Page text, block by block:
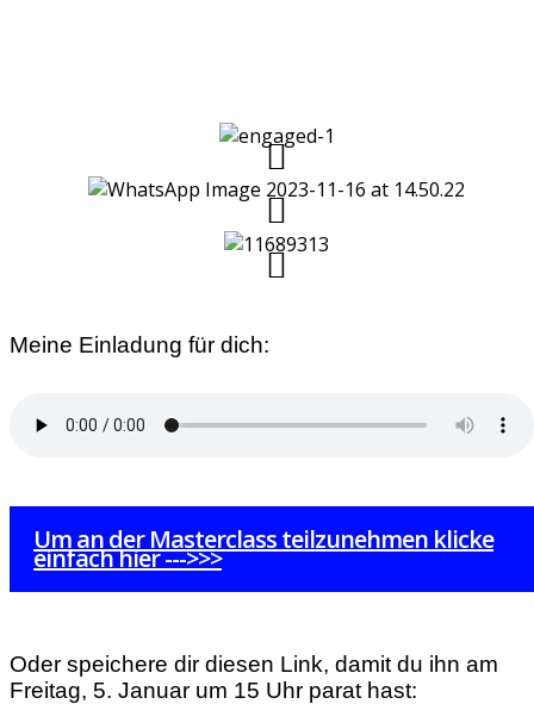
Meine Einladung für dich:
Um an der Masterclass teilzunehmen klicke
einfach hier --->>>
Oder speichere dir diesen Link, damit du ihn am
Freitag, 5. Januar um 15 Uhr parat hast: